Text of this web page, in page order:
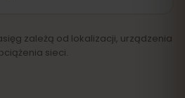
zależą od lokalizacji, urządzenia
sieci.